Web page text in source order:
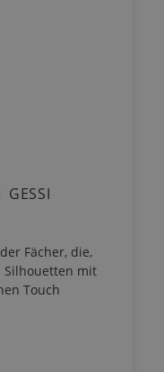
Fächer, die,
Silhouetten mit
Touch